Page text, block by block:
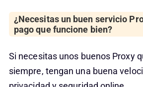
¿Necesitas un buen servicio
pago que funcione bien?
Si necesitas unos buenos Proxy
siempre, tengan una buena